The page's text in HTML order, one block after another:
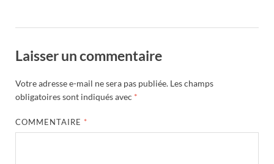
Laisser un commentaire
Votre adresse e-mail ne sera pas publiée. Les champs
obligatoires sont indiqués avec *
COMMENTAIRE *